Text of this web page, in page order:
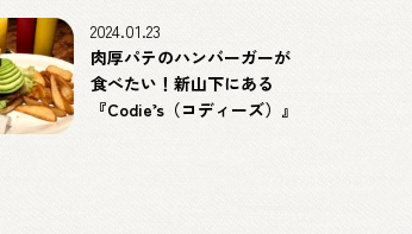
肉厚パテのハンバーガーが
食べたい！新山下にある
『Codie’s（コディーズ）』
2024.01.23